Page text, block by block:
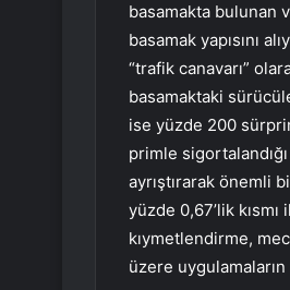
basamakta bulunan
basamak yapısını
“trafik canavarı”
basamaktaki
ise yüzde 200
primle
ayrıştırarak önemli
yüzde 0,67’lik
kıymetlendirme,
üzere uygulamaların